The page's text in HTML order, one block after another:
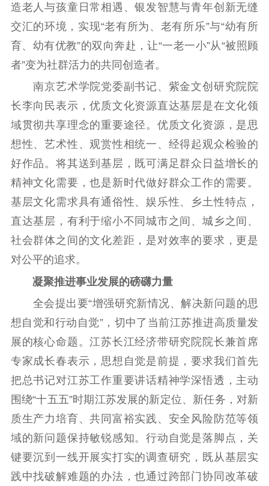
造老人与孩童日常相遇、银发智慧与青年创新无缝
交汇的环境，实现“老有所为、老有所乐”与“幼有所
育、幼有优教”的双向奔赴，让“一老一小”从“被照顾
者”变为社群活力的共同创造者。
南京艺术学院党委副书记、紫金文创研究院院
长李向民表示，优质文化资源直达基层是在文化领
域贯彻共享理念的重要途径。优质文化资源，是思
想性、艺术性、观赏性相统一、经得起观众检验的
好作品。将其送到基层，既可满足群众日益增长的
精神文化需要，也是新时代做好群众工作的需要。
基层文化需求具有通俗性、娱乐性、乡土性特点，
直达基层，有利于缩小不同城市之间、城乡之间、
社会群体之间的文化差距，是对效率的要求，更是
对公平的追求。
凝聚推进事业发展的磅礴力量
全会提出要“增强研究新情况、解决新问题的思
想自觉和行动自觉”，切中了当前江苏推进高质量发
展的核心命题。江苏长江经济带研究院院长兼首席
专家成长春表示，思想自觉是前提，要求我们首先
把总书记对江苏工作重要讲话精神学深悟透，主动
围绕“十五五”时期江苏发展的新定位、新任务，对新
质生产力培育、共同富裕实践、安全风险防范等领
域的新问题保持敏锐感知。行动自觉是落脚点，关
键要沉到一线开展实打实的调查研究，既从基层实
践中找破解难题的办法，也通过跨部门协同改革破